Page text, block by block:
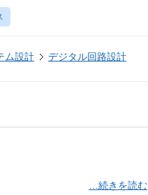
ム設計 デジタル回路設計
…続きを読む